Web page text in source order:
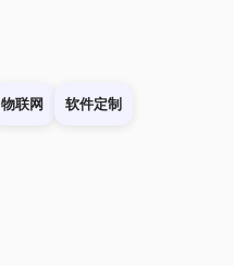
物联网 软件定制